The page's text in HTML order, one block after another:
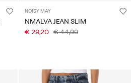
NOISY MAY
NMALVA JEAN SLIM
€ 29,20 € 44,99